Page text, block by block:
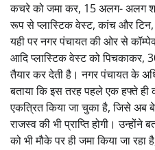
कचरे को जमा कर, 15 अलग- अलग
रूप से प्लास्टिक वेस्ट, कांच और
यही पर नगर पंचायत की ओर से
आदि प्लास्टिक वेस्ट को पिचकाकर,
तैयार कर देती है। नगर पंचायत के
बताया कि इस तरह पहले एक हफ्ते ही
एकत्रित किया जा चुका है, जिसे अब
राजस्व की भी प्राप्ति होगी।
को भी मौके पर ही जमा किया जा